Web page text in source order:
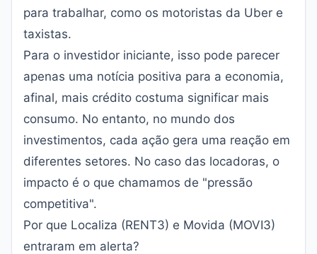
para trabalhar, como os motoristas da Uber e
taxistas.
Para o investidor iniciante, isso pode parecer
apenas uma notícia positiva para a economia,
afinal, mais crédito costuma significar mais
consumo. No entanto, no mundo dos
investimentos, cada ação gera uma reação em
diferentes setores. No caso das locadoras, o
impacto é o que chamamos de "pressão
competitiva".
Por que Localiza (RENT3) e Movida (MOVI3)
entraram em alerta?